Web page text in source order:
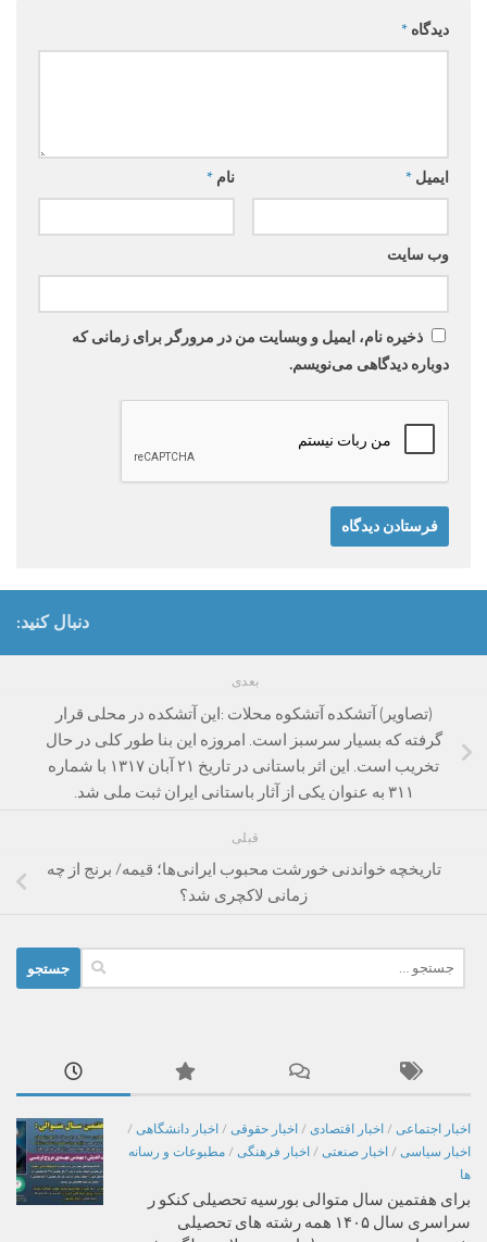
دیدگاه *
نام * ایمیل *
وب‌ سایت
ذخیره نام، ایمیل و وبسایت من در مرورگر برای زمانی که
دوباره دیدگاهی می‌نویسم.
دنبال کنید:
بعدی
(تصاویر) آتشکده آتشکوه محلات :این آتشکده در محلی قرار
گرفته که بسیار سرسبز است. امروزه این بنا طور کلی در حال
تخریب است. این اثر باستانی در تاریخ ۲۱ آبان ۱۳۱۷ با شماره
۳۱۱ به عنوان یکی از آثار باستانی ایران ثبت ملی شد.
قبلی
تاریخچه خواندنی خورشت محبوب ایرانی‌ها؛ قیمه/ برنج از چه
زمانی لاکچری شد؟
برای:
اخبار اجتماعی / اخبار اقتصادی / اخبار حقوقی / اخبار دانشگاهی /
اخبار سیاسی / اخبار صنعتی / اخبار فرهنگی / مطبوعات و رسانه
ها
برای هفتمین سال متوالی بورسیه تحصیلی کنکو ر
سراسری سال ۱۴۰۵ همه رشته های تحصیلی